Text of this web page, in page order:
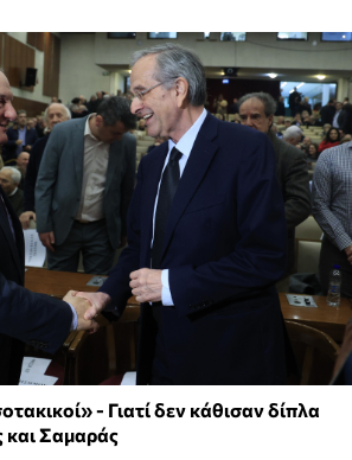
- Γιατί δεν κάθισαν δίπλα
και Σαμαράς